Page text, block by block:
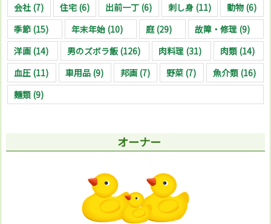
会社 (7) 住宅(6) 出前一丁 (6) 刺し身(11) 動物 (6)
季節 (15) 年末年始 (10) 庭(29) 故障・修理 (9)
洋画(14) 男のズボラ飯(126) 肉料理 (31) 肉類(14)
血圧 (11) 車用品(9) 邦画(7) 野菜 (7) 魚介類 (16)
麺類 (9)
オーナー